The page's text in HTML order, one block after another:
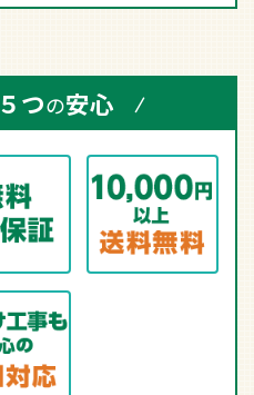
５つの安心